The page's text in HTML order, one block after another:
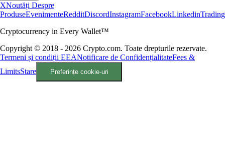
XNoutăți Despre
ProduseEvenimenteRedditDiscordInstagramFacebookLinkedin
Cryptocurrency in Every Wallet™
Copyright © 2018 - 2026 Crypto.com. Toate drepturile rezervate.
Termeni și condiții EEANotificare de ConfidențialitateFees &
LimitsStare Preferințe cookie-uri